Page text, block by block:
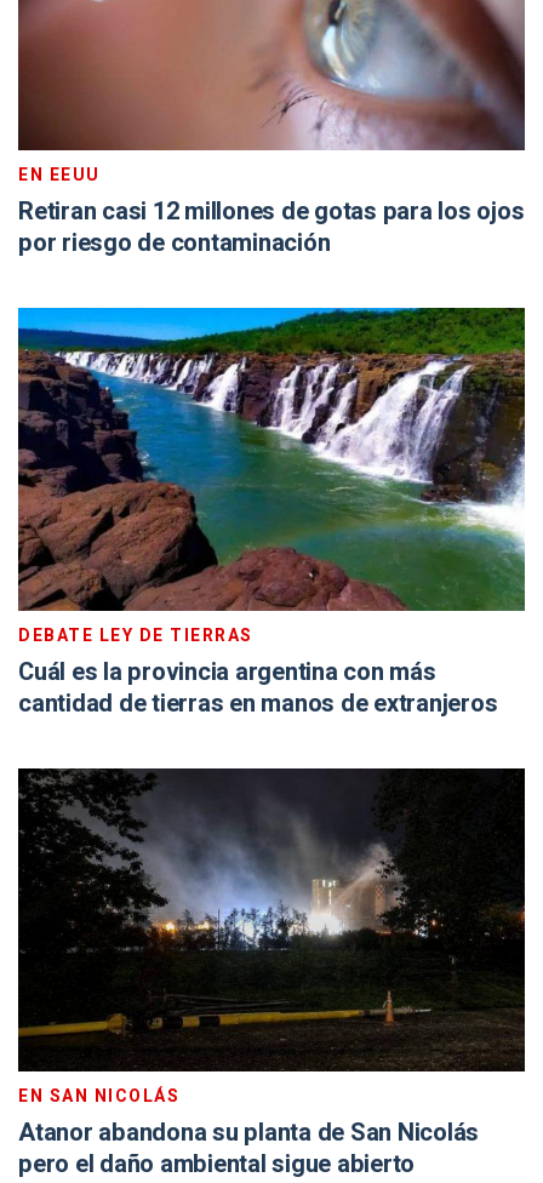
EN EEUU
Retiran casi 12 millones de gotas para los ojos
por riesgo de contaminación
DEBATE LEY DE TIERRAS
Cuál es la provincia argentina con más
cantidad de tierras en manos de extranjeros
EN SAN NICOLÁS
Atanor abandona su planta de San Nicolás
pero el daño ambiental sigue abierto